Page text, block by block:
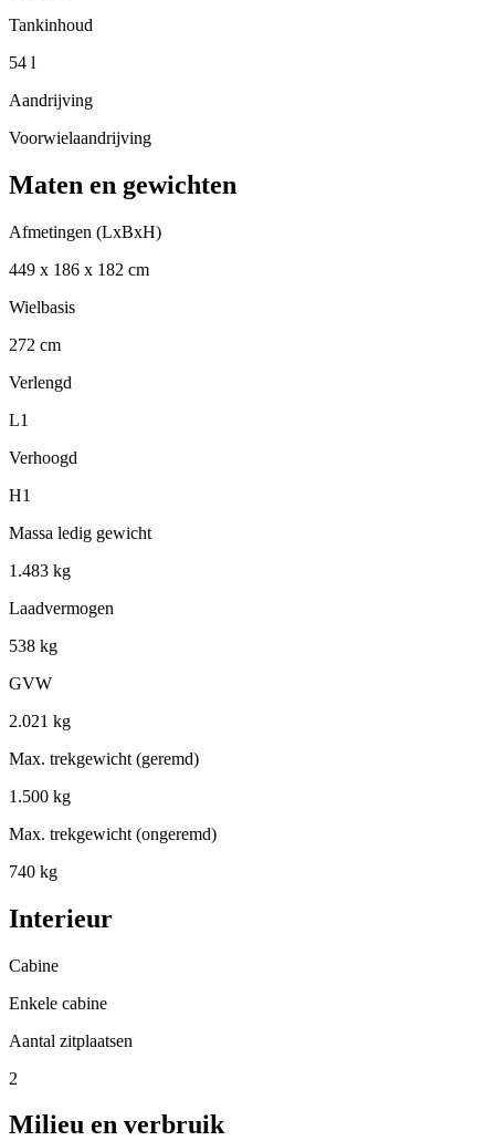
Tankinhoud
54 l
Aandrijving
Voorwielaandrijving
Maten en gewichten
Afmetingen (LxBxH)
449 x 186 x 182 cm
Wielbasis
272 cm
Verlengd
L1
Verhoogd
H1
Massa ledig gewicht
1.483 kg
Laadvermogen
538 kg
GVW
2.021 kg
Max. trekgewicht (geremd)
1.500 kg
Max. trekgewicht (ongeremd)
740 kg
Interieur
Cabine
Enkele cabine
Aantal zitplaatsen
2
Milieu en verbruik